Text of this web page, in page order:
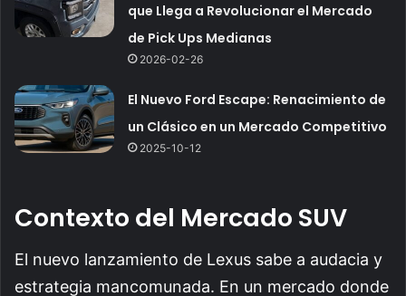
que Llega a Revolucionar el Mercado
de Pick Ups Medianas
2026-02-26
El Nuevo Ford Escape: Renacimiento de
un Clásico en un Mercado Competitivo
2025-10-12
Contexto del Mercado SUV
El nuevo lanzamiento de Lexus sabe a audacia y
estrategia mancomunada. En un mercado donde